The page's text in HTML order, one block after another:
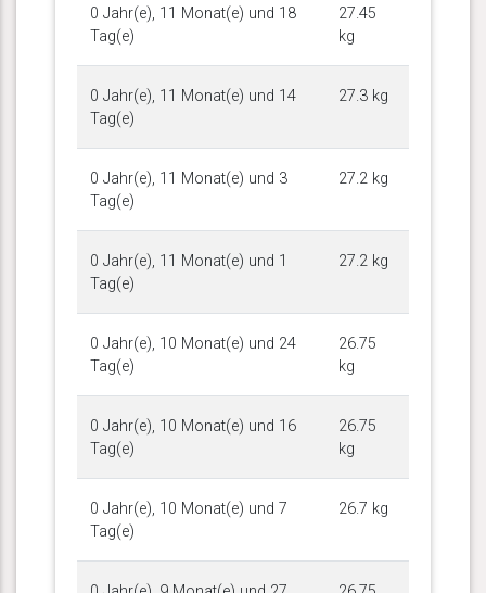
0 Jahr(e), 11 Monat(e) und 18
Tag(e)
27.45
kg
0 Jahr(e), 11 Monat(e) und 14
Tag(e)
27.3 kg
0 Jahr(e), 11 Monat(e) und 3
Tag(e)
27.2 kg
0 Jahr(e), 11 Monat(e) und 1
Tag(e)
27.2 kg
0 Jahr(e), 10 Monat(e) und 24
Tag(e)
26.75
kg
0 Jahr(e), 10 Monat(e) und 16
Tag(e)
26.75
kg
0 Jahr(e), 10 Monat(e) und 7
Tag(e)
26.7 kg